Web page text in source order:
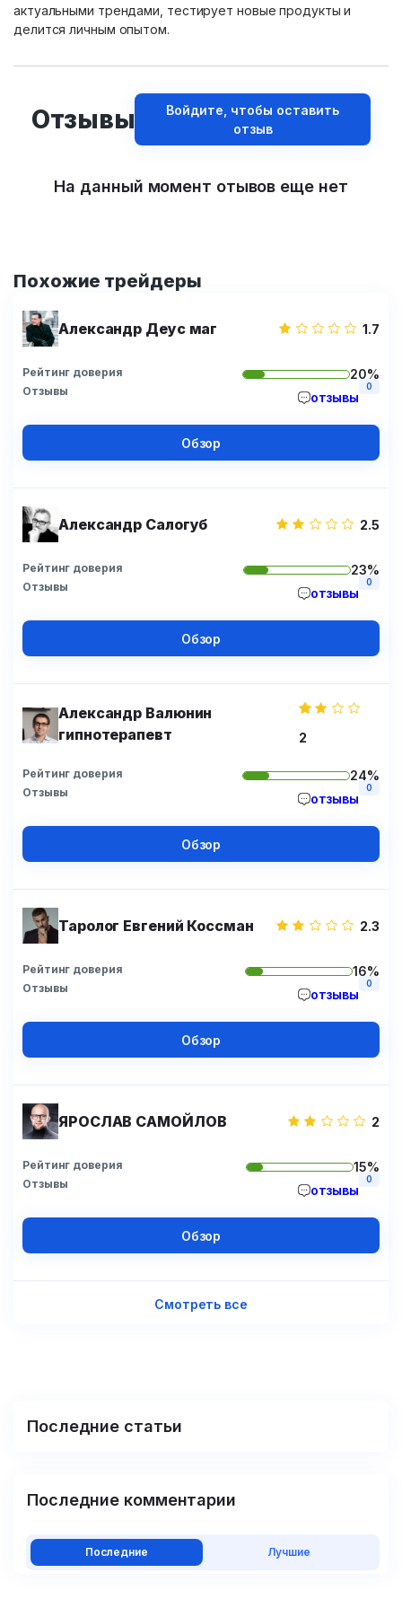
актуальными трендами, тестирует новые продукты и
делится личным опытом.
Отзывы
Войдите, чтобы оставить
отзыв
На данный момент отывов еще нет
Похожие трейдеры
Александр Деус маг 1.7
Рейтинг доверия 20%
Отзывы отзывы
0
Обзор
Александр Салогуб 2.5
Рейтинг доверия 23%
Отзывы отзывы
0
Обзор
Александр Валюнин
гипнотерапевт
2
Рейтинг доверия 24%
Отзывы отзывы
0
Обзор
Таролог Евгений Коссман 2.3
Рейтинг доверия 16%
Отзывы отзывы
0
Обзор
ЯРОСЛАВ САМОЙЛОВ 2
Рейтинг доверия 15%
Отзывы отзывы
0
Обзор
Смотреть все
Последние статьи
Последние комментарии
Последние Лучшие